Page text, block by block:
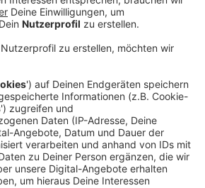
25.08.2020 16:42
einer solchen Bahn: Sie steht
somit ohne größere
auch wichtige
kreuzen, ohne dass hier neue
gebaut werden müssen.